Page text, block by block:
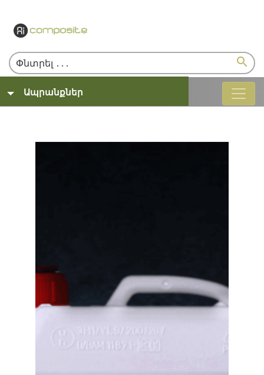
search
Ապրանքներ